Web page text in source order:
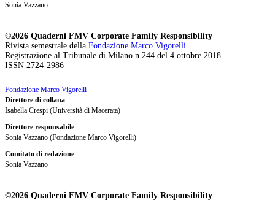
Sonia Vazzano
©2026 Quaderni FMV Corporate Family Responsibility
Rivista semestrale della Fondazione Marco Vigorelli
Registrazione al Tribunale di Milano n.244 del 4 ottobre 2018
ISSN 2724-2986
Fondazione Marco Vigorelli
Direttore di collana
Isabella Crespi (Università di Macerata)
Direttore responsabile
Sonia Vazzano (Fondazione Marco Vigorelli)
Comitato di redazione
Sonia Vazzano
©2026 Quaderni FMV Corporate Family Responsibility